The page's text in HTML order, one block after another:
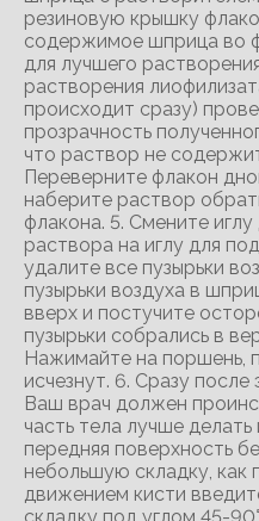
резиновую крышку
содержимое шприца во
для лучшего
растворения
происходит сразу)
прозрачность
что раствор не
Переверните флакон
наберите раствор
флакона. 5. Смените
раствора на иглу для
удалите все пузырьки
пузырьки воздуха в
вверх и постучите
пузырьки собрались в
Нажимайте на поршень,
исчезнут. 6. Сразу
Ваш врач должен
часть тела лучше
передняя поверхность
небольшую складку, как
движением кисти